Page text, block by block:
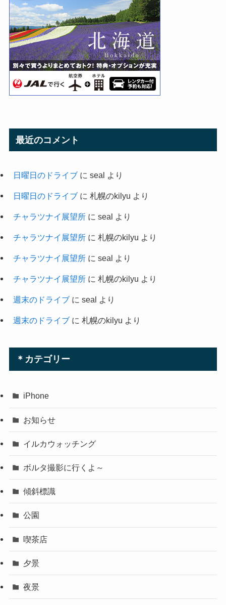
最近のコメント
日曜日のドライブに seal より
日曜日のドライブに 札幌のkilyu より
チャラツナイ展望所に seal より
チャラツナイ展望所に 札幌のkilyu より
チャラツナイ展望所に seal より
チャラツナイ展望所に 札幌のkilyu より
週末のドライブに seal より
週末のドライブに 札幌のkilyu より
＊カテゴリー
iPhone
お知らせ
イルカウォッチング
ボルタ撮影に行くよ～
傾斜標識
公園
喫茶店
夕景
夜景